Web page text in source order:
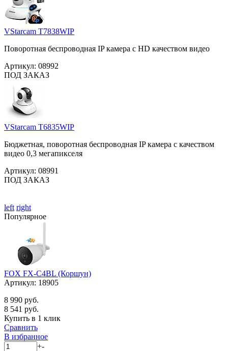
VStarcam T7838WIP
Поворотная беспроводная IP камера с HD качеством видео
Артикул: 08992
ПОД ЗАКАЗ
VStarcam T6835WIP
Бюджетная, поворотная беспроводная IP камера с качеством
видео 0,3 мегапикселя
Артикул: 08991
ПОД ЗАКАЗ
left right
Популярное
FOX FX-C4BL (Коршун)
Артикул: 18905
8 990 руб.
8 541 руб.
Купить в 1 клик
Сравнить
В избранное
+-